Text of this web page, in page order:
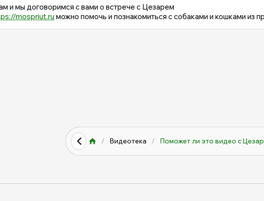
и мы договоримся с вами о встрече с Цезарем
mospriut.ru можно помочь и познакомиться с собаками и кошками из
/ Видеотека / Поможет ли это видео с